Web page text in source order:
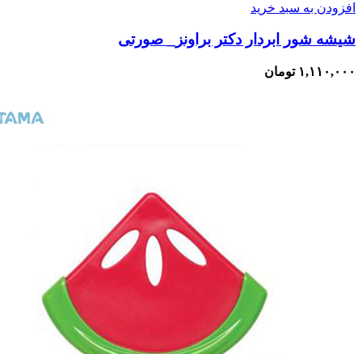
افزودن به سبد خرید
شیشه شور ابر‌دار دکتر براونز_ صورتی
۱,۱۱۰,۰۰۰ تومان